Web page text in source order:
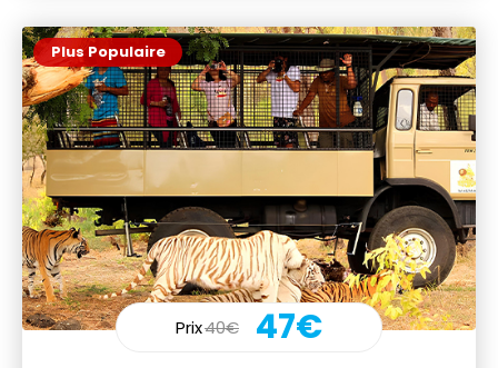
Plus Populaire
Prix40€ 47€